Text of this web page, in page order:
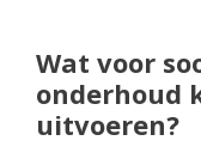
Wat voor
onderhoud
uitvoeren?